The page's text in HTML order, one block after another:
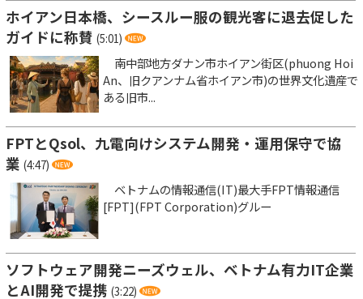
ホイアン日本橋、シースルー服の観光客に退去促した
ガイドに称賛 (5:01)
南中部地方ダナン市ホイアン街区(phuong Hoi
An、旧クアンナム省ホイアン市)の世界文化遺産で
ある旧市...
FPTとQsol、九電向けシステム開発・運用保守で協
業 (4:47)
ベトナムの情報通信(IT)最大手FPT情報通信
[FPT](FPT Corporation)グルー
ソフトウェア開発ニーズウェル、ベトナム有力IT企業
とAI開発で提携 (3:22)